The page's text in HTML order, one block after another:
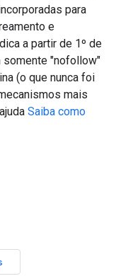
para
e
a partir de 1º de
somente "nofollow"
(o que nunca foi
mais
Saiba como